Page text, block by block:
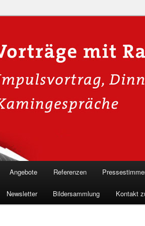
für
in die Welt der Cybersicherheit mit Ralf
& schützen Sie sich effektiv.
Angebote Referenzen
Newsletter Bildersammlung Kontakt